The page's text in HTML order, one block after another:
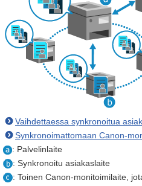
Vaihdettaessa synkronoitua
Synkronoimattomaan Canon-
: Palvelinlaite
: Synkronoitu asiakaslaite
: Toinen Canon-monitoimilaite,